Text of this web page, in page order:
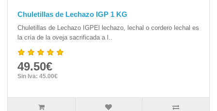
Chuletillas de Lechazo IGP 1 KG
Chuletillas de Lechazo IGPEl lechazo, lechal o cordero lechal es
la cría de la oveja sacrificada a l..
49.50€
Sin Iva: 45.00€